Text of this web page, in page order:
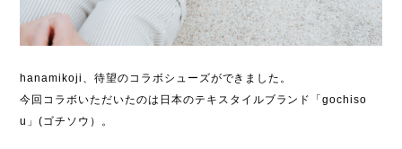
hanamikoji、待望のコラボシューズができました。
今回コラボいただいたのは日本のテキスタイルブランド「gochiso
u」(ゴチソウ）。